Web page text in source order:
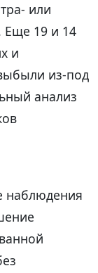
или
Еще 19 и 14
и
из-под
анализ
наблюдения